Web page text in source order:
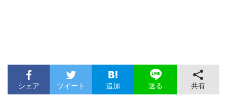
シェア ツイート 追加 送る 共有